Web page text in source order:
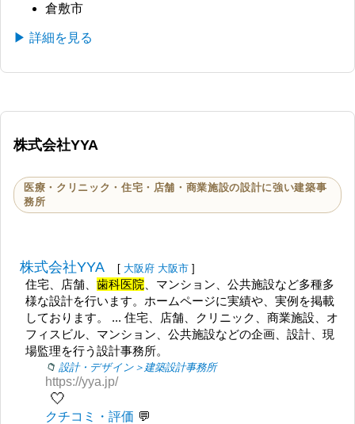
倉敷市
▶ 詳細を見る
株式会社YYA
医療・クリニック・住宅・店舗・商業施設の設計に強い建築事
務所
株式会社YYA [ 大阪府 大阪市 ]
住宅、店舗、歯科医院 、マンション、公共施設など多種多
様な設計を行います。ホームページに実績や、実例を掲載
しております。 ... 住宅、店舗、クリニック、商業施設、オ
フィスビル、マンション、公共施設などの企画、設計、現
場監理を行う設計事務所。
設計・デザイン＞建築設計事務所
https://yya.jp/
🤍
クチコミ・評価